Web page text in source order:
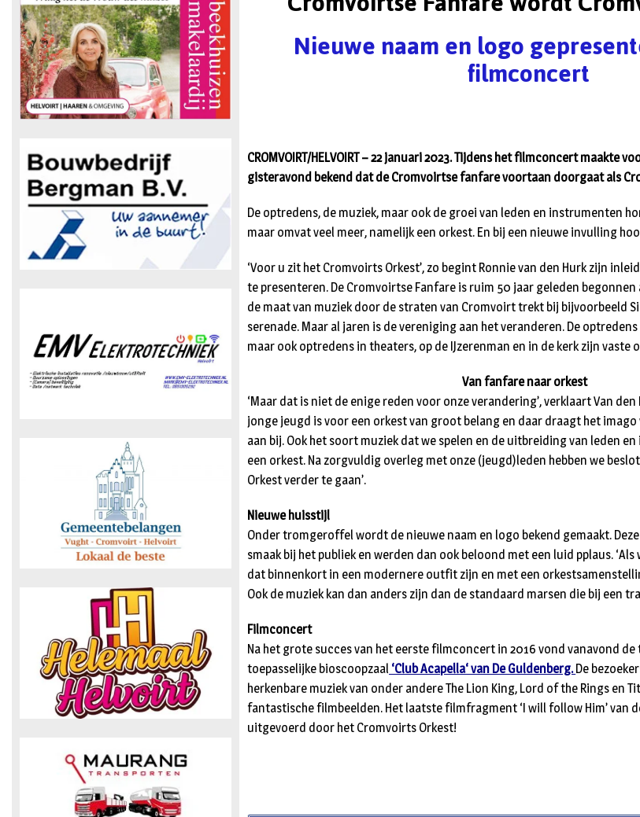
Nieuwe naam en logo
filmconcert
CROMVOIRT/HELVOIRT – 22 januari 2023. Tijdens het filmconcert maakte
gisteravond bekend dat de Cromvoirtse fanfare voortaan doorgaat als
De optredens, de muziek, maar ook de groei van leden en instrumenten
maar omvat veel meer, namelijk een orkest. En bij een nieuwe invulling
‘Voor u zit het Cromvoirts Orkest’, zo begint Ronnie van den Hurk zijn
te presenteren. De Cromvoirtse Fanfare is ruim 50 jaar geleden
de maat van muziek door de straten van Cromvoirt trekt bij bijvoorbeeld
serenade. Maar al jaren is de vereniging aan het veranderen. De
maar ook optredens in theaters, op de IJzerenman en in de kerk zijn vaste
Van fanfare naar orkest
‘Maar dat is niet de enige reden voor onze verandering’, verklaart Van den
jonge jeugd is voor een orkest van groot belang en daar draagt het
aan bij. Ook het soort muziek dat we spelen en de uitbreiding van leden
een orkest. Na zorgvuldig overleg met onze (jeugd)leden hebben we
Orkest verder te gaan’.
Nieuwe huisstijl
Onder tromgeroffel wordt de nieuwe naam en logo bekend gemaakt.
smaak bij het publiek en werden dan ook beloond met een luid pplaus.
dat binnenkort in een modernere outfit zijn en met een
Ook de muziek kan dan anders zijn dan de standaard marsen die bij een
Filmconcert
Na het grote succes van het eerste filmconcert in 2016 vond vanavond
toepasselijke bioscoopzaal ‘Club Acapella‘ van De Guldenberg.De
herkenbare muziek van onder andere The Lion King, Lord of the Rings en
fantastische filmbeelden. Het laatste filmfragment ‘I will follow Him’ van
uitgevoerd door het Cromvoirts Orkest!